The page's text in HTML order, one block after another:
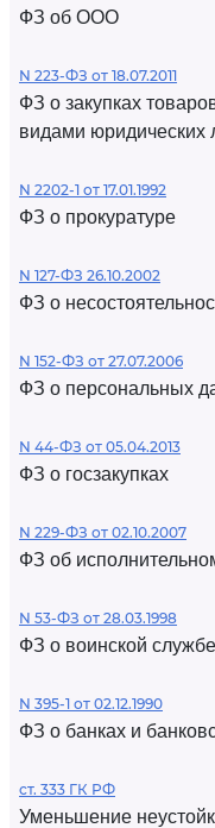
ФЗ об ООО
N 223-ФЗ от 18.07.2011
ФЗ о закупках
видами юридических
N 2202-1 от 17.01.1992
ФЗ о прокуратуре
N 127-ФЗ 26.10.2002
ФЗ о
N 152-ФЗ от 27.07.2006
ФЗ о персональных
N 44-ФЗ от 05.04.2013
ФЗ о госзакупках
N 229-ФЗ от 02.10.2007
ФЗ об
N 53-ФЗ от 28.03.1998
ФЗ о воинской службе
N 395-1 от 02.12.1990
ФЗ о банках и
ст. 333 ГК РФ
Уменьшение